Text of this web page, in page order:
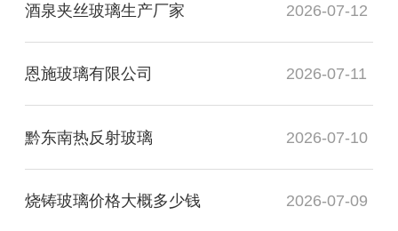
酒泉夹丝玻璃生产厂家 2026-07-12
恩施玻璃有限公司 2026-07-11
黔东南热反射玻璃 2026-07-10
烧铸玻璃价格大概多少钱 2026-07-09